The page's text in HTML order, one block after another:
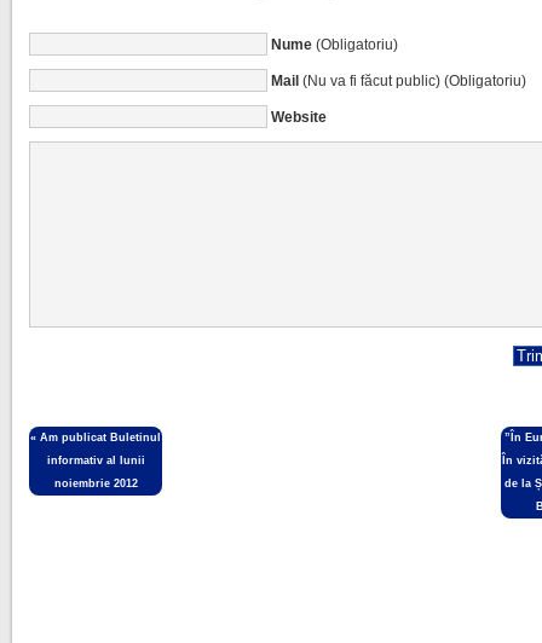
Nume(Obligatoriu)
Mail(Nu va fi făcut public) (Obligatoriu)
Website
«Am publicat Buletinul
informativ al lunii
noiembrie 2012
”În
În
de la